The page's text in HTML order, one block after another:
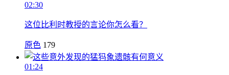
02:30
这位比利时教授的言论你怎么看？
原色 179
01:24